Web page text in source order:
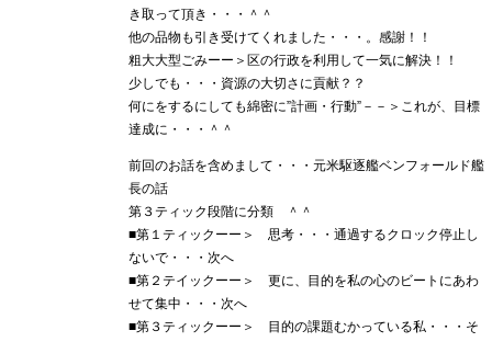
き取って頂き・・・＾＾
他の品物も引き受けてくれました・・・。感謝！！
粗大大型ごみーー＞区の行政を利用して一気に解決！！
少しでも・・・資源の大切さに貢献？？
何にをするにしても綿密に”計画・行動”－－＞これが、目標
達成に・・・＾＾
前回のお話を含めまして・・・元米駆逐艦ベンフォールド艦
長の話
第３ティック段階に分類 ＾＾
■第１ティックーー＞ 思考・・・通過するクロック停止し
ないで・・・次へ
■第２テイックーー＞ 更に、目的を私の心のビートにあわ
せて集中・・・次へ
■第３ティックーー＞ 目的の課題むかっている私・・・そ